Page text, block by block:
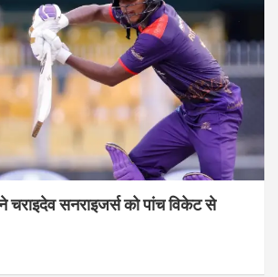
चराइदेव सनराइजर्स को पांच विकेट से